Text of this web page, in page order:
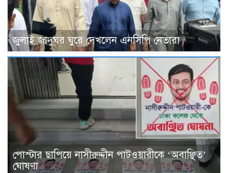
জুলাই জাদুঘর ঘুরে দেখলেন এনসিপি নেতারা
পোস্টার ছাপিয়ে নাসীরুদ্দীন পাটওয়ারীকে ‘অবাঞ্ছিত’
ঘোষণা